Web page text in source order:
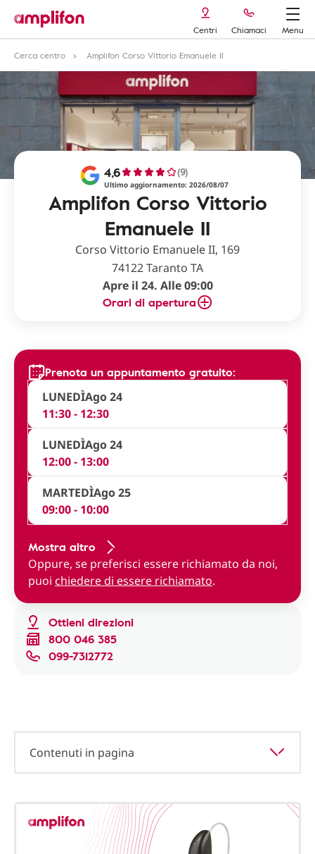
Centri Chiamaci
Menu
Cerca centro
Amplifon Corso Vittorio Emanuele II
Amplifon Corso Vittorio
Emanuele II
4,6 (9)
Ultimo aggiornamento: 2026/08/07
Corso Vittorio Emanuele II, 169
74122 Taranto TA
Apre il 24. Alle 09:00
Orari di apertura
Ottieni direzioni
800 046 385
099-7312772
Prenota un appuntamento gratuito:
LUNEDÌAgo 24
11:30 - 12:30
LUNEDÌAgo 24
12:00 - 13:00
MARTEDÌAgo 25
09:00 - 10:00
Mostra altro
Oppure, se preferisci essere richiamato da noi,
puoi chiedere di essere richiamato.
Contenuti in pagina